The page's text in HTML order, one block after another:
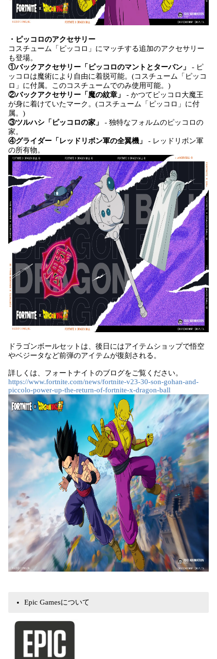
・ピッコロのアクセサリー
コスチューム「ピッコロ」にマッチする追加のアクセサリー
も登場。
①バックアクセサリー「ピッコロのマントとターバン」
- ピ
ッコロは魔術により自由に着脱可能。(コスチューム「ピッコ
ロ」に付属。このコスチュームでのみ使用可能。)
②バックアクセサリー「魔の紋章」
- かつてピッコロ大魔王
が身に着けていたマーク。(コスチューム「ピッコロ」に付
属。)
③ツルハシ「ピッコロの家」
- 独特なフォルムのピッコロの
家。
④グライダー「レッドリボン軍の全翼機」
- レッドリボン軍
の所有物。
ドラゴンボールセットは、後日にはアイテムショップで悟空
やベジータなど前弾のアイテムが復刻される。
詳しくは、フォートナイトのブログをご覧ください。
https://www.fortnite.com/news/fortnite-v23-30-son-gohan-and-
piccolo-power-up-the-return-of-fortnite-x-dragon-ball
Epic Gamesについて